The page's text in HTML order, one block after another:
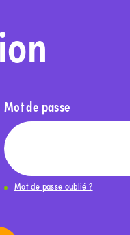
Mot de passe
Mot de passe oublié ?